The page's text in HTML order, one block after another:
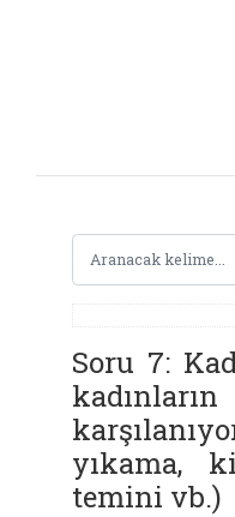
Soru 7:
yıkama,
temini vb.)